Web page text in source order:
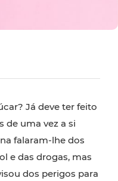
Já deve ter feito
de uma vez a si
falaram-lhe dos
e das drogas, mas
dos perigos para